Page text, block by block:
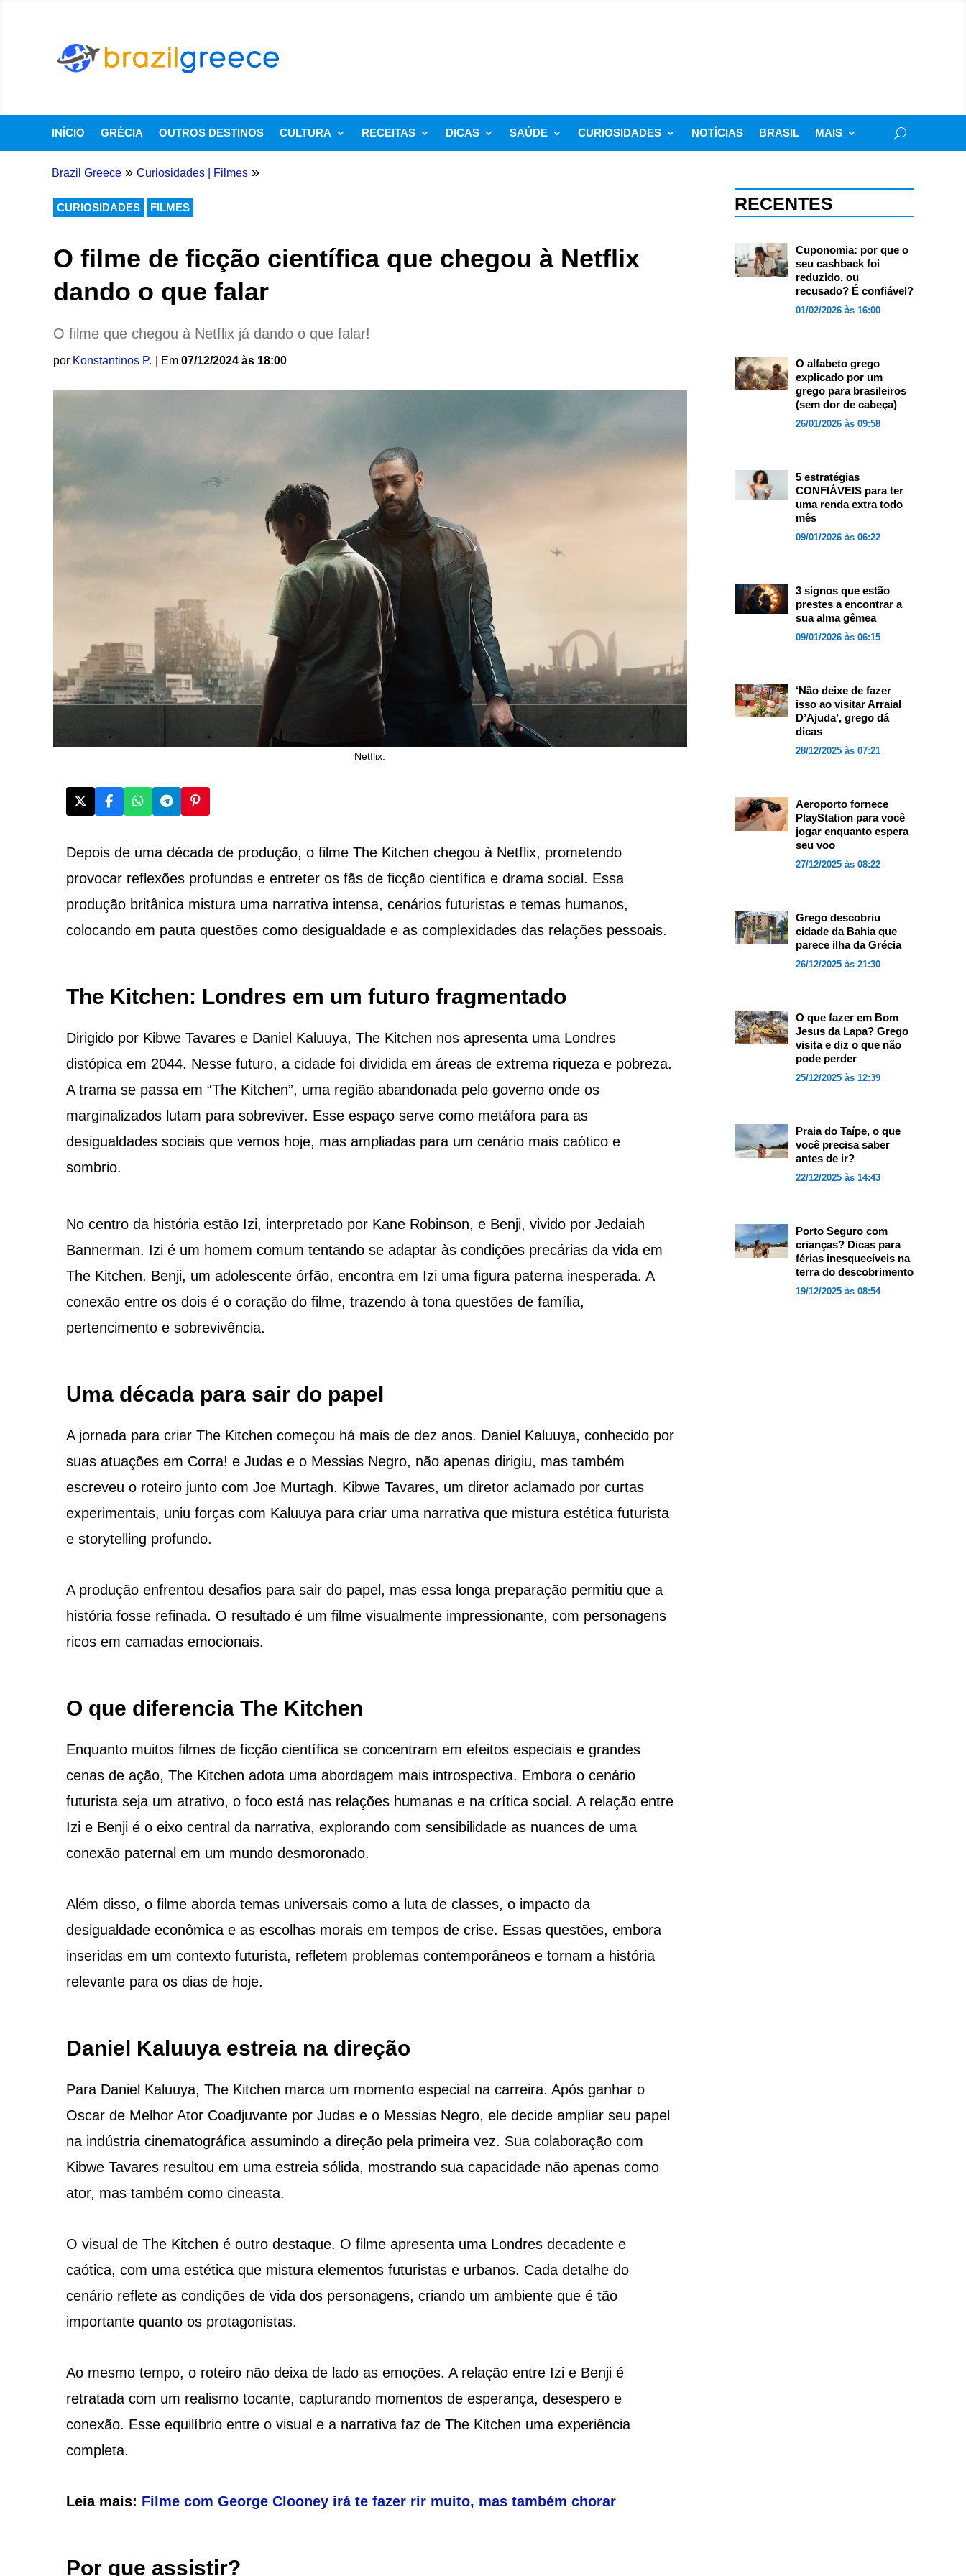
INÍCIO GRÉCIA OUTROS DESTINOS CULTURA RECEITAS DICAS SAÚDE CURIOSIDADES NOTÍCIAS BRASIL MAIS
Brazil Greece » Curiosidades| Filmes »
CURIOSIDADES FILMES
O filme de ficção científica que chegou à Netflix
dando o que falar
O filme que chegou à Netflix já dando o que falar!
por Konstantinos P. | Em 07/12/2024 às 18:00
Netflix.
Depois de uma década de produção, o filme The Kitchen chegou à Netflix, prometendo
provocar reflexões profundas e entreter os fãs de ficção científica e drama social. Essa
produção britânica mistura uma narrativa intensa, cenários futuristas e temas humanos,
colocando em pauta questões como desigualdade e as complexidades das relações pessoais.
The Kitchen: Londres em um futuro fragmentado
Dirigido por Kibwe Tavares e Daniel Kaluuya, The Kitchen nos apresenta uma Londres
distópica em 2044. Nesse futuro, a cidade foi dividida em áreas de extrema riqueza e pobreza.
A trama se passa em “The Kitchen”, uma região abandonada pelo governo onde os
marginalizados lutam para sobreviver. Esse espaço serve como metáfora para as
desigualdades sociais que vemos hoje, mas ampliadas para um cenário mais caótico e
sombrio.
No centro da história estão Izi, interpretado por Kane Robinson, e Benji, vivido por Jedaiah
Bannerman. Izi é um homem comum tentando se adaptar às condições precárias da vida em
The Kitchen. Benji, um adolescente órfão, encontra em Izi uma figura paterna inesperada. A
conexão entre os dois é o coração do filme, trazendo à tona questões de família,
pertencimento e sobrevivência.
Uma década para sair do papel
A jornada para criar The Kitchen começou há mais de dez anos. Daniel Kaluuya, conhecido por
suas atuações em Corra! e Judas e o Messias Negro, não apenas dirigiu, mas também
escreveu o roteiro junto com Joe Murtagh. Kibwe Tavares, um diretor aclamado por curtas
experimentais, uniu forças com Kaluuya para criar uma narrativa que mistura estética futurista
e storytelling profundo.
A produção enfrentou desafios para sair do papel, mas essa longa preparação permitiu que a
história fosse refinada. O resultado é um filme visualmente impressionante, com personagens
ricos em camadas emocionais.
O que diferencia The Kitchen
Enquanto muitos filmes de ficção científica se concentram em efeitos especiais e grandes
cenas de ação, The Kitchen adota uma abordagem mais introspectiva. Embora o cenário
futurista seja um atrativo, o foco está nas relações humanas e na crítica social. A relação entre
Izi e Benji é o eixo central da narrativa, explorando com sensibilidade as nuances de uma
conexão paternal em um mundo desmoronado.
Além disso, o filme aborda temas universais como a luta de classes, o impacto da
desigualdade econômica e as escolhas morais em tempos de crise. Essas questões, embora
inseridas em um contexto futurista, refletem problemas contemporâneos e tornam a história
relevante para os dias de hoje.
Daniel Kaluuya estreia na direção
Para Daniel Kaluuya, The Kitchen marca um momento especial na carreira. Após ganhar o
Oscar de Melhor Ator Coadjuvante por Judas e o Messias Negro, ele decide ampliar seu papel
na indústria cinematográfica assumindo a direção pela primeira vez. Sua colaboração com
Kibwe Tavares resultou em uma estreia sólida, mostrando sua capacidade não apenas como
ator, mas também como cineasta.
O visual de The Kitchen é outro destaque. O filme apresenta uma Londres decadente e
caótica, com uma estética que mistura elementos futuristas e urbanos. Cada detalhe do
cenário reflete as condições de vida dos personagens, criando um ambiente que é tão
importante quanto os protagonistas.
Ao mesmo tempo, o roteiro não deixa de lado as emoções. A relação entre Izi e Benji é
retratada com um realismo tocante, capturando momentos de esperança, desespero e
conexão. Esse equilíbrio entre o visual e a narrativa faz de The Kitchen uma experiência
completa.
Leia mais: Filme com George Clooney irá te fazer rir muito, mas também chorar
Por que assistir?
RECENTES
Cuponomia: por que o
seu cashback foi
reduzido, ou
recusado? É confiável?
01/02/2026 às 16:00
O alfabeto grego
explicado por um
grego para brasileiros
(sem dor de cabeça)
26/01/2026 às 09:58
5 estratégias
CONFIÁVEIS para ter
uma renda extra todo
mês
09/01/2026 às 06:22
3 signos que estão
prestes a encontrar a
sua alma gêmea
09/01/2026 às 06:15
‘Não deixe de fazer
isso ao visitar Arraial
D’Ajuda’, grego dá
dicas
28/12/2025 às 07:21
Aeroporto fornece
PlayStation para você
jogar enquanto espera
seu voo
27/12/2025 às 08:22
Grego descobriu
cidade da Bahia que
parece ilha da Grécia
26/12/2025 às 21:30
O que fazer em Bom
Jesus da Lapa? Grego
visita e diz o que não
pode perder
25/12/2025 às 12:39
Praia do Taípe, o que
você precisa saber
antes de ir?
22/12/2025 às 14:43
Porto Seguro com
crianças? Dicas para
férias inesquecíveis na
terra do descobrimento
19/12/2025 às 08:54